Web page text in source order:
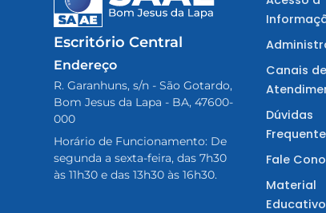
Escritório Central
Endereço
R. Garanhuns, s/n - São Gotardo,
Bom Jesus da Lapa - BA, 47600-
000
Horário de Funcionamento: De
segunda a sexta-feira, das 7h30
às 11h30 e das 13h30 às 16h30.
Canais de
Dúvidas
Fale
Material
Educativo